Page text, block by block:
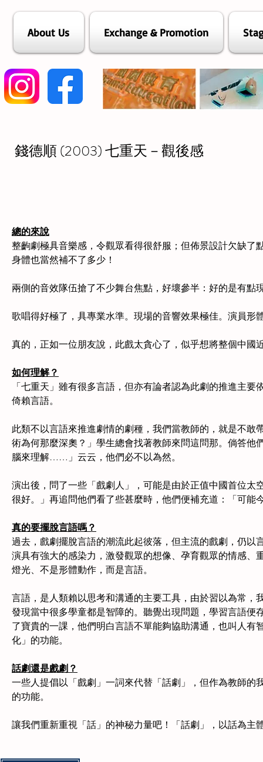
About Us Exchange & Promotion
錢德順 (2003) 七重天－觀後感
總的來說
整齣劇極具音樂感，令觀眾看得很舒服；但佈景設計欠缺
身體也當然補不了多少！
兩側的音效隊伍搶了不少舞台焦點，好壞參半：好的是有
歌唱得好極了，具專業水準。現場的音響效果極佳。演員形
真的，正如一位朋友說，此戲太貪心了，似乎想將整個中國
如何理解？
「七重天」雖有很多言語，但亦有論者認為此劇的推進主
倚賴言語。
此類不以言語來推進劇情的劇種，我們當教師的，就是不
術為何那麼深奧？」學生總會找著教師來問這問那。倘答
腦來理解……」云云，他們必不以為然。
演出後，問了一些「戲劇人」，可能是由於正值中國首位
很好。」再追問他們看了些甚麼時，他們便補充道：「可能
真的要擺脫言語嗎？
過去，戲劇擺脫言語的潮流此起彼落，但主流的戲劇，仍
演具有強大的感染力，激發觀眾的想像、孕育觀眾的情感
燈光、不是形體動作，而是言語。
言語，是人類賴以思考和溝通的主要工具，由於習以為常
發現當中很多學童都是智障的。聽覺出現問題，學習言語
了寶貴的一課，他們明白言語不單能夠協助溝通，也叫人
化」的功能。
話劇還是戲劇？
一些人提倡以「戲劇」一詞來代替「話劇」，但作為教師
的功能。
讓我們重新重視「話」的神秘力量吧！「話劇」，以話為主